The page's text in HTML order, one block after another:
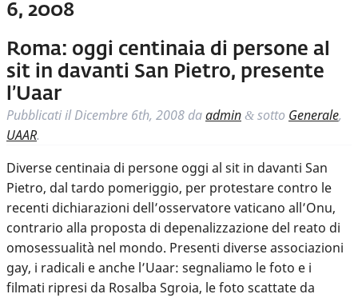
6, 2008
Roma: oggi centinaia di persone al
sit in davanti San Pietro, presente
l’Uaar
Pubblicati ilDicembre 6th, 2008 daadmin & sotto Generale,
UAAR.
Diverse centinaia di persone oggi al sit in davanti San
Pietro, dal tardo pomeriggio, per protestare contro le
recenti dichiarazioni dell’osservatore vaticano all’Onu,
contrario alla proposta di depenalizzazione del reato di
omosessualità nel mondo. Presenti diverse associazioni
gay, i radicali e anche l’Uaar: segnaliamo le foto e i
filmati ripresi da Rosalba Sgroia, le foto scattate da